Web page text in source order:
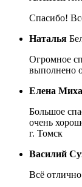
Спасибо!
Наталья
Огромное
выполнено
Елена
Большое
очень
г. Томск
Василий
Всё отлично